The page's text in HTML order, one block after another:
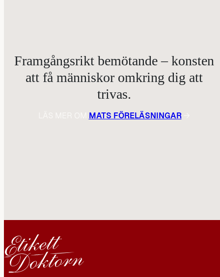
Framgångsrikt bemötande – konsten
att få människor omkring dig att
trivas.
MATS FÖRELÄSNINGAR→